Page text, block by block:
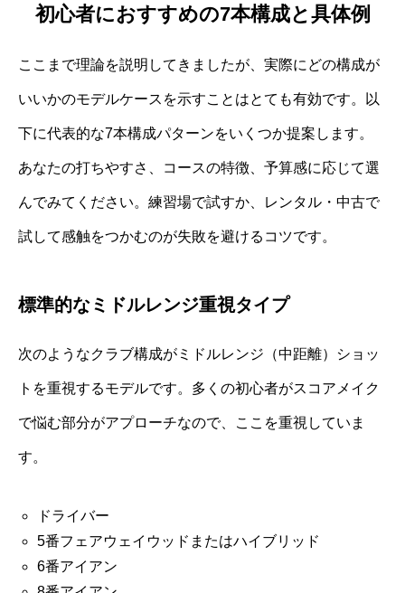
初心者におすすめの7本構成と具体例
ここまで理論を説明してきましたが、実際にどの構成が
いいかのモデルケースを示すことはとても有効です。以
下に代表的な7本構成パターンをいくつか提案します。
あなたの打ちやすさ、コースの特徴、予算感に応じて選
んでみてください。練習場で試すか、レンタル・中古で
試して感触をつかむのが失敗を避けるコツです。
標準的なミドルレンジ重視タイプ
次のようなクラブ構成がミドルレンジ（中距離）ショッ
トを重視するモデルです。多くの初心者がスコアメイク
で悩む部分がアプローチなので、ここを重視していま
す。
ドライバー
5番フェアウェイウッドまたはハイブリッド
6番アイアン